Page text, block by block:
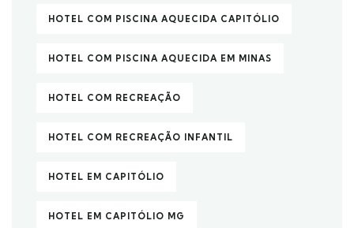
HOTEL COM PISCINA AQUECIDA CAPITÓLIO
HOTEL COM PISCINA AQUECIDA EM MINAS
HOTEL COM RECREAÇÃO
HOTEL COM RECREAÇÃO INFANTIL
HOTEL EM CAPITÓLIO
HOTEL EM CAPITÓLIO MG